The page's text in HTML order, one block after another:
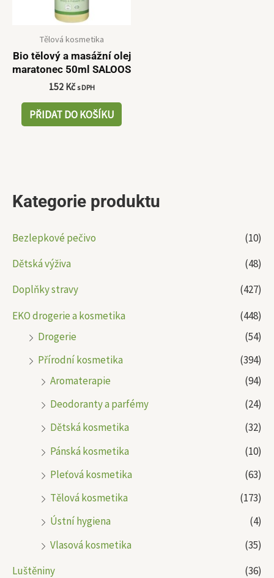
Kategorie produktu
Bezlepkové pečivo
(10)
Dětská výživa
(48)
Doplňky stravy
(427)
EKO drogerie a kosmetika
(448)
Drogerie
(54)
Přírodní kosmetika
(394)
Aromaterapie
(94)
Deodoranty a parfémy
(24)
Dětská kosmetika
(32)
Pánská kosmetika
(10)
Pleťová kosmetika
(63)
Tělová kosmetika
(173)
Ústní hygiena
(4)
Vlasová kosmetika
(35)
Luštěniny
(36)
Tělová kosmetika
Bio tělový a masážní olej
maratonec 50ml SALOOS
152 Kč s DPH
PŘIDAT DO KOŠÍKU